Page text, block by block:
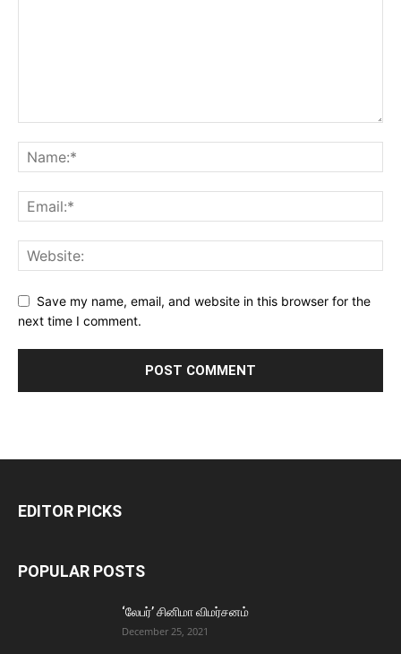
Save my name, email, and website in this browser for the
next time I comment.
EDITOR PICKS
POPULAR POSTS
‘லேபர்’ சினிமா விமர்சனம்
December 25, 2021